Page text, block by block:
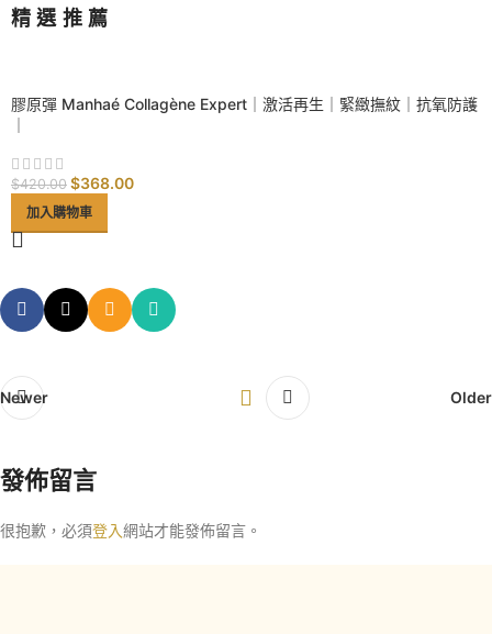
精選推薦
膠原彈 Manhaé Collagène Expert｜激活再生｜緊緻撫紋｜抗氧防護
$420.00 $368.00
加入購物車
Newer Older
發佈留言
很抱歉，必須登入網站才能發佈留言。